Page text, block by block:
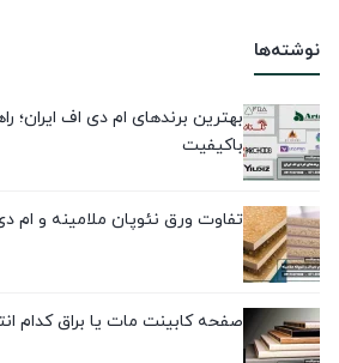
نوشته‌ها
باکیفیت
تفاوت ورق نئوپان ملامینه و
صفحه کابینت مات یا براق کدام